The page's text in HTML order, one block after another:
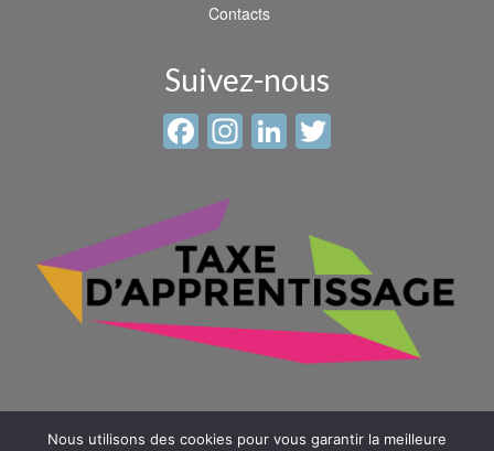
Contacts
Suivez-nous
Facebook
Instagram
LinkedIn
Nous utilisons des cookies pour vous garantir la meilleure